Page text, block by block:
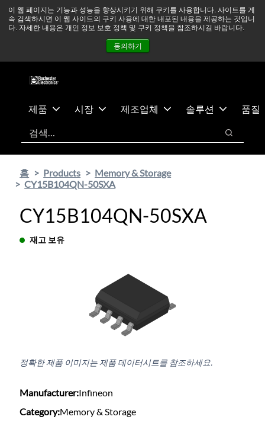
이 웹 페이지는 기능과 성능을 향상시키기 위해 쿠키를 사용합니다. 사이트를 계
속 검색하시면 이 웹 사이트의 쿠키 사용에 대한 내포된 내용을 제공하는 것입니
다. 자세한 내용은 개인 정보 보호 정책 및 쿠키 정책을 참조하시길 바랍니다.
동의하기
츠
건
중동 지역 상황을 지속적으로 주시하고 있으며, 모든 서비스는
정상적으로 운영되고 있습니다. 더 읽어보기 →
뉴스
문의하기
제품 시장 제조업체 솔루션
품질
검색
검색
홈 Products
Memory & Storage
CY15B104QN-50SXA
CY15B104QN-50SXA
재고 보유
정확한 제품 이미지는 제품 데이터시트를 참조하세요.
Manufacturer:Infineon
Category:Memory & Storage